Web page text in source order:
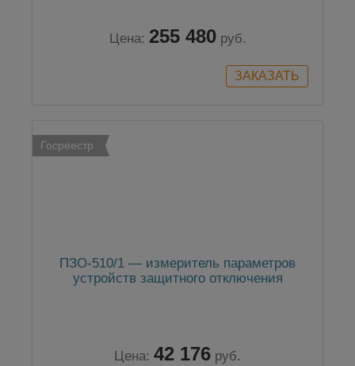
Цена: 255 480 руб.
Госреестр
ПЗО-510/1 — измеритель параметров
устройств защитного отключения
Цена: 42 176 руб.